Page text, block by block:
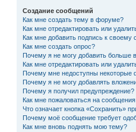
Создание сообщений
Как мне создать тему в форуме?
Как мне отредактировать или
Как мне добавить подпись к своему
Как мне создать опрос?
Почему я не могу добавить больше
Как мне отредактировать или
Почему мне недоступны некоторые
Почему я не могу добавлять
Почему я получил предупреждение?
Как мне пожаловаться на
Что означает кнопка «Сохранить»
Почему моё сообщение требует
Как мне вновь поднять мою тему?